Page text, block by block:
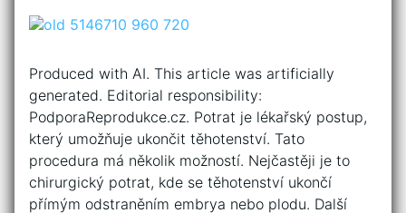
Produced with AI. This article was artificially
generated. Editorial responsibility:
PodporaReprodukce.cz. Potrat je lékařský postup,
který umožňuje ukončit těhotenství. Tato
procedura má několik možností. Nejčastěji je to
chirurgický potrat, kde se těhotenství ukončí
přímým odstraněním embrya nebo plodu. Další